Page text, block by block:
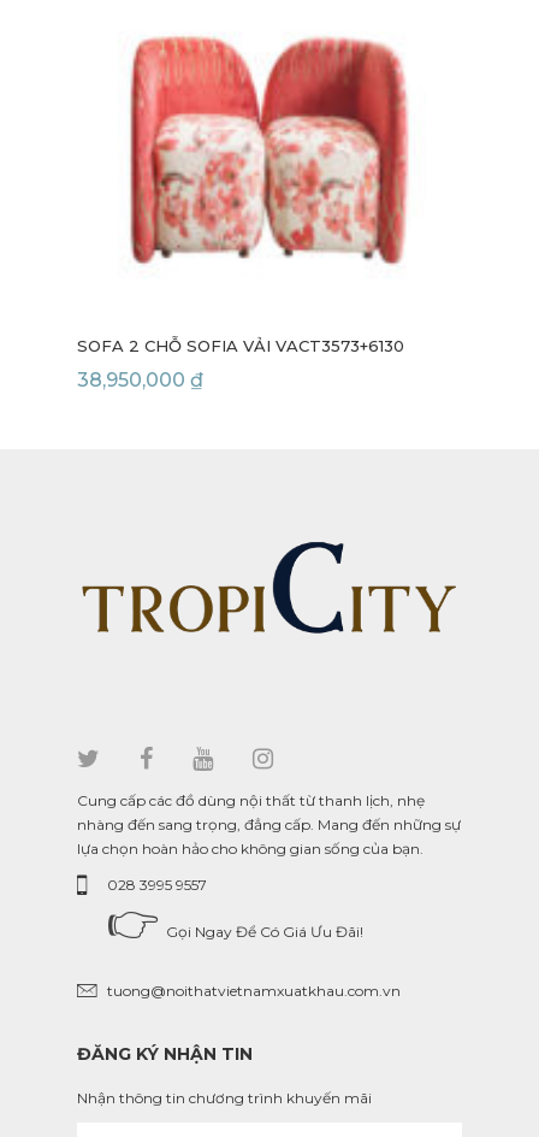
SOFA 2 CHỖ SOFIA VẢI VACT3573+6130
38,950,000 ₫
Cung cấp các đồ dùng nội thất từ thanh lịch, nhẹ
nhàng đến sang trọng, đẳng cấp. Mang đến những sự
lựa chọn hoàn hảo cho không gian sống của bạn.
028 3995 9557
👉 Gọi Ngay Để Có Giá Ưu Đãi!
tuong@noithatvietnamxuatkhau.com.vn
ĐĂNG KÝ NHẬN TIN
Nhận thông tin chương trình khuyến mãi